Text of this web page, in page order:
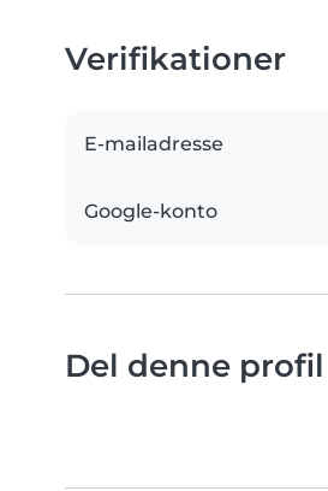
Verifikationer
E-mailadresse
Google-konto
Del denne profil